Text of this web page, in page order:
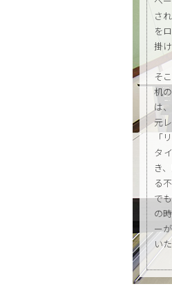
さ
を
掛
そ
机
は
元
「
タ
き
る
で
の
ー
い
西